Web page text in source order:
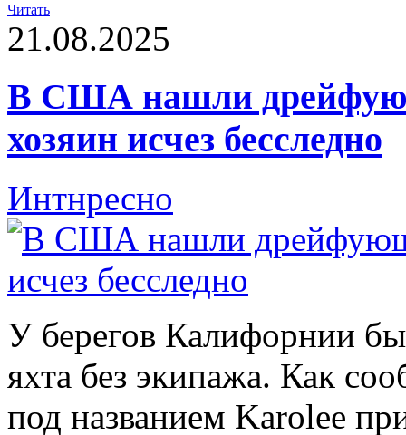
Читать
21.08.2025
В США нашли
хозяин исчез бесследно
Интнресно
У берегов Калифорнии
яхта без экипажа. Как
под названием Karolee